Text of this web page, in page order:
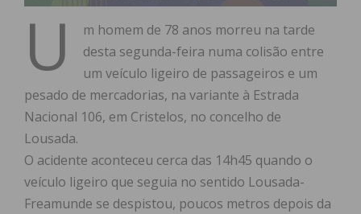
U
m homem de 78 anos morreu na tarde
desta segunda-feira numa colisão entre
um veículo ligeiro de passageiros e um
pesado de mercadorias, na variante à Estrada
Nacional 106, em Cristelos, no concelho de
Lousada.
O acidente aconteceu cerca das 14h45 quando o
veículo ligeiro que seguia no sentido Lousada-
Freamunde se despistou, poucos metros depois da